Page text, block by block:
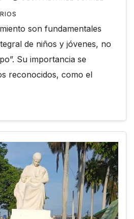
son fundamentales
de niños y jóvenes, no
Su importancia se
reconocidos, como el